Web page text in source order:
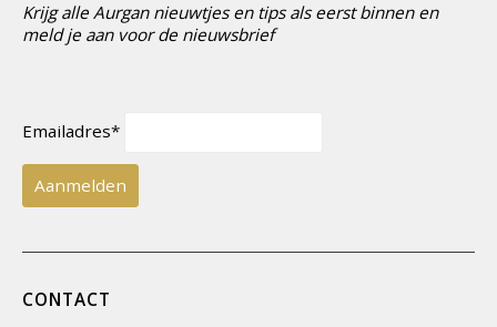
Krijg alle Aurgan nieuwtjes en tips als eerst binnen en
meld je aan voor de nieuwsbrief
Emailadres*
CONTACT